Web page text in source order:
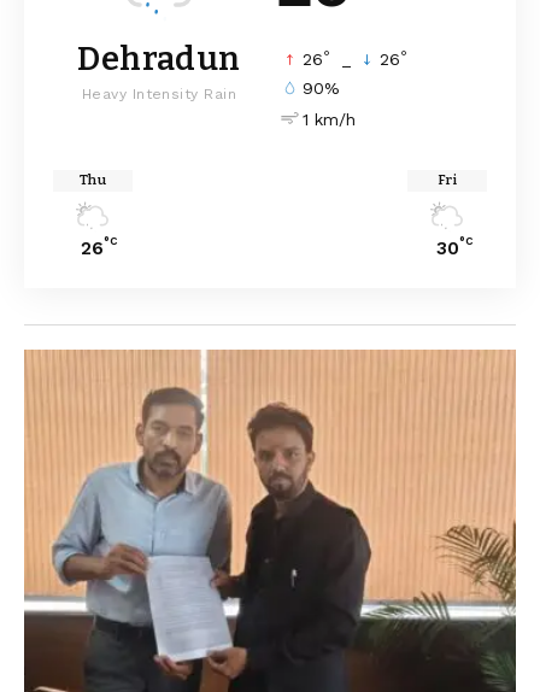
Dehradun
Heavy Intensity Rain
26° 26°
90%
1 km/h
Thu
26°C
Fri
30°C